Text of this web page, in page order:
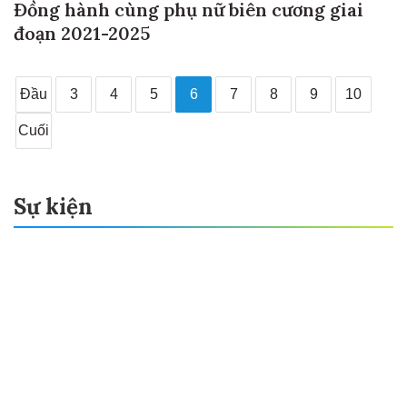
Đồng hành cùng phụ nữ biên cương giai
đoạn 2021-2025
Đầu 3 4 5 6 7 8 9 10
Cuối
Sự kiện